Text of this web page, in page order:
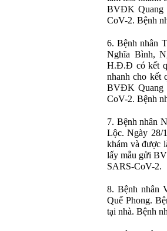
BVĐK Quang
CoV-2. Bệnh
6. Bệnh nhân
Nghĩa Bình,
H.Đ.Đ có kết
nhanh cho kết
BVĐK Quang
CoV-2. Bệnh
7. Bệnh nhân
Lộc. Ngày 28/
khám và được
lấy mẫu gửi
SARS-CoV-2.
8. Bệnh nhân
Quế Phong.
tại nhà. Bệnh